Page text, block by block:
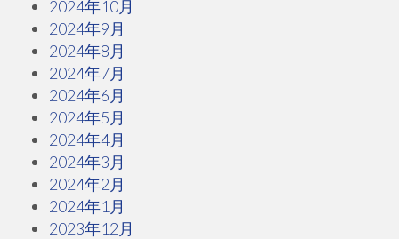
2024年10月
2024年9月
2024年8月
2024年7月
2024年6月
2024年5月
2024年4月
2024年3月
2024年2月
2024年1月
2023年12月